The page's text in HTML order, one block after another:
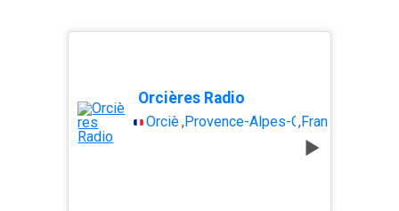
Orcières Radio
Orcières
,Provence-Alpes-Côte dAzur
,France